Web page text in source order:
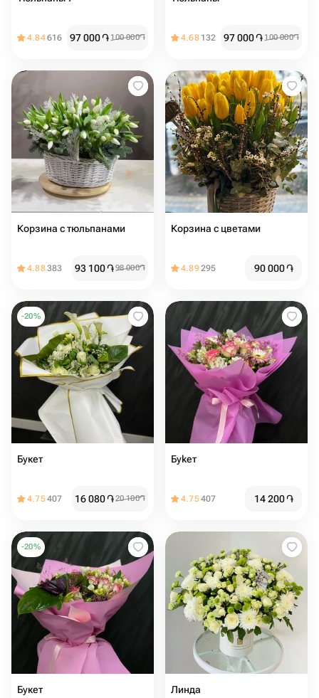
4.84616 97 000֏ 100 000֏ 4.68 132 97 000֏ 100 000֏
Корзина с тюльпанами
4.88383 93 100֏98 000֏
Корзина с цветами
4.89295 90 000֏
-20%
Букет
4.75407 16 080֏20 100֏
Буkeт
4.75407 14 200֏
-20%
Букет Линда